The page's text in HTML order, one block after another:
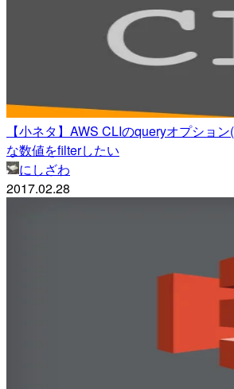
【小ネタ】AWS CLIのqueryオプショ
な数値をfilterしたい
にしざわ
2017.02.28